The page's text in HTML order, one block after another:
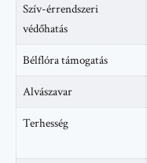
Szív-érrendszeri
védőhatás
Bélflóra támogatás
Alvászavar
Terhesség